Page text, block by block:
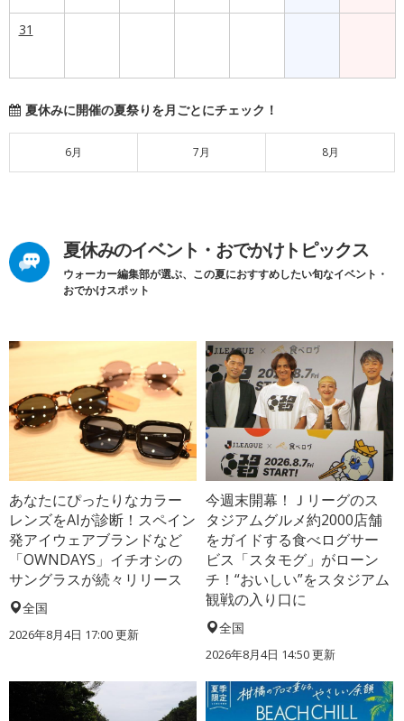
31
夏休みに開催の夏祭りを月ごとにチェック！
6月 7月 8月
夏休みのイベント・おでかけトピックス
ウォーカー編集部が選ぶ、この夏におすすめしたい旬なイベント・
おでかけスポット
あなたにぴったりなカラー
レンズをAIが診断！スペイン
発アイウェアブランドなど
「OWNDAYS」イチオシの
サングラスが続々リリース
全国
2026年8月4日 17:00更新
今週末開幕！Ｊリーグのス
タジアムグルメ約2000店舗
をガイドする食べログサー
ビス「スタモグ」がローン
チ！“おいしい”をスタジアム
観戦の入り口に
全国
2026年8月4日 14:50更新